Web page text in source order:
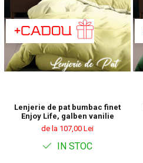
Lenjerie de pat bumbac finet
Enjoy Life, galben vanilie
de la 107,00 Lei
IN STOC